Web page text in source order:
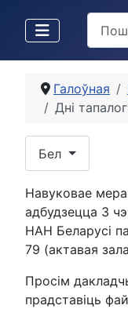
Галоўная
Дні
Бел
Навуковае
адбудзецца 3
НАН Беларусі
79 (актавая
Просім
прадставіць